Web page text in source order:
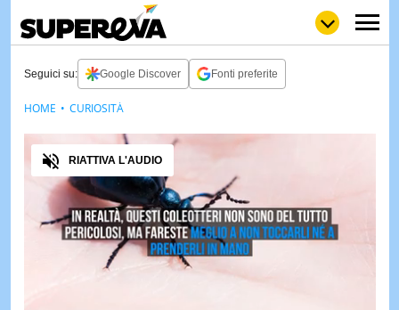
LOLGULP
LOVE
WOW
POP
NEWS
Seguici su: Google Discover Fonti preferite
Audio
RIATTIVA L'AUDIO
HOME CURIOSITÀ